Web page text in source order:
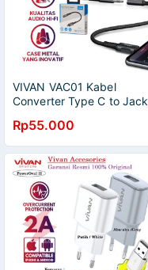
VIVAN VAC01 Kabel
Converter Type C to Jack
Rp55.000